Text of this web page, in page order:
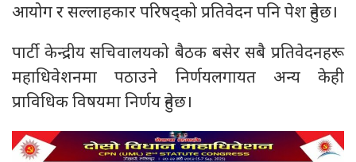
आयोग र सल्लाहकार परिषद्को प्रतिवेदन पनि पेश हुनेछ।
पार्टी केन्द्रीय सचिवालयको बैठक बसेर सबै प्रतिवेदनहरू
महाधिवेशनमा पठाउने निर्णयलगायत अन्य केही
प्राविधिक विषयमा निर्णय हुनेछ।